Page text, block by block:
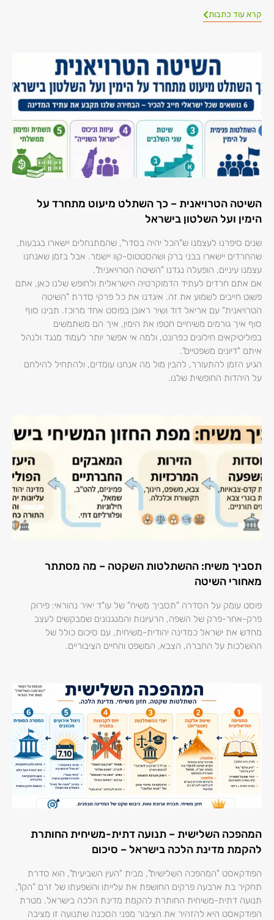
קרא עוד כתבות
השיטה הטרויאנית – כך השתלט מיעוט מתחרד על
הימין ועל השלטון בישראל
שנים סיפרנו לעצמנו ש"הכל יהיה בסדר", שהמתנחלים יישארו בגבעות,
שהחרדים יישארו בבני ברק ושהסטטוס-קוו יישמר. אבל בזמן שאנחנו
עצמנו עיניים, הופעלה נגדנו "השיטה הטרויאנית".
אם אתם חרדים לעתיד הדמוקרטיה הישראלית ולחופש שלנו כאן, אתם
פשוט חייבים לשמוע את זה. איגדנו את כל פרקי סדרת "השיטה
הטרויאנית" עם אריאל דוד ושיר ראובן בפוסט אחד מרוכז. תבינו סוף
סוף איך גורמים משיחיים חטפו את הימין, איך הם משתמשים
בפוליטיקאים חילונים כפרונט, ולמה אי אפשר יותר לעמוד מנגד ולנהל
איתם "דיונים משפטיים".
הגיע הזמן להתעורר, להבין מול מה אנחנו עומדים, ולהתחיל להילחם
על היהדות החופשית שלנו.
תסביך משיח: ההשתלטות השקטה – מה מסתתר
מאחורי השיטה
פוסט עומק על הסדרה "תסביך משיח" של עו"ד יאיר נהוראי: פירוק
פרק-אחר-פרק של השפה, הרעיונות והמנגנונים שמבקשים לעצב
מחדש את ישראל כמדינה יהודית-משיחית, עם סיכום כולל של
ההשלכות על החברה, הצבא, המשפט והחיים הציבוריים.
המהפכה השלישית – תנועה דתית-משיחית החותרת
להקמת מדינת הלכה בישראל – סיכום
הפודקאסט "המהפכה השלישית", מבית "העין השביעית", הוא סדרת
תחקיר בת ארבעה פרקים החושפת את עלייתו והשפעתו של זרם "הקו",
תנועה דתית-משיחית החותרת להקמת מדינת הלכה בישראל. מטרת
הפודקאסט היא להזהיר את הציבור מפני הסכנה שתנועה זו מציבה